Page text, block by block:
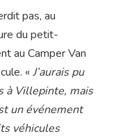
pas, au
du petit-
au Camper Van
« J’aurais pu
à Villepinte, mais
un événement
véhicules